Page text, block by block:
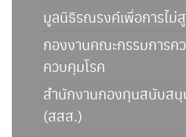
มูลนิธิรณรงค์เพื่อการไม่
กองงานคณะกรรมการ
ควบคุมโรค
สำนักงานกองทุนสนับสนุ
(สสส.)